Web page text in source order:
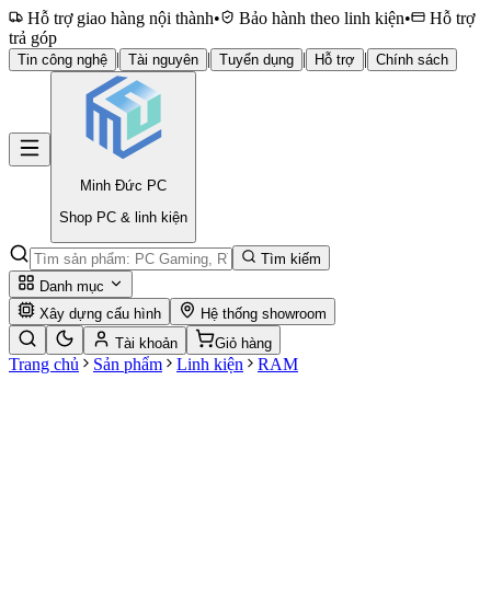
Hỗ trợ giao hàng nội thành• Bảo hành theo linh kiện•
Hỗ trợ
trả góp
Tin công nghệ | Tài nguyên | Tuyển dụng | Hỗ trợ | Chính sách
Minh Đức PC
Shop PC & linh kiện
Tìm kiếm
Danh mục
Xây dựng cấu hình
Hệ thống showroom
Tài khoản
Giỏ hàng
Trang chủ Sản phẩm Linh kiện RAM